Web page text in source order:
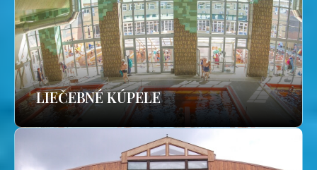
LIEČEBNÉ KÚPELE